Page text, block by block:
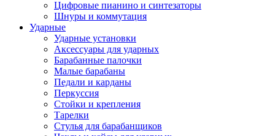
Цифровые пианино и синтезаторы
Шнуры и коммутация
Ударные
Ударные установки
Аксессуары для ударных
Барабанные палочки
Малые барабаны
Педали и карданы
Перкуссия
Стойки и крепления
Тарелки
Стулья для барабанщиков